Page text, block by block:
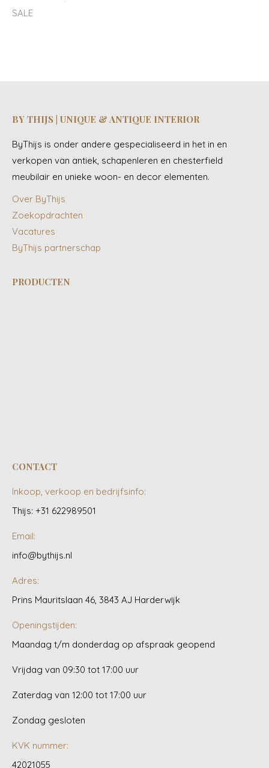
SALE
BY THIJS | UNIQUE & ANTIQUE INTERIOR
ByThijs is onder andere gespecialiseerd in het in en
verkopen van antiek, schapenleren en chesterfield
meubilair en unieke woon- en decor elementen.
Over ByThijs
Zoekopdrachten
Vacatures
ByThijs partnerschap
PRODUCTEN
CONTACT
Inkoop, verkoop en bedrijfsinfo:
Thijs: +31 622989501
Email:
info@bythijs.nl
Adres:
Prins Mauritslaan 46, 3843 AJ Harderwijk
Openingstijden:
Maandag t/m donderdag op afspraak geopend
Vrijdag van 09:30 tot 17:00 uur
Zaterdag van 12:00 tot 17:00 uur
Zondag gesloten
KVK nummer:
42021055